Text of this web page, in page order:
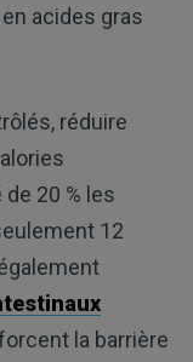
acides gras
réduire
20 % les
12
la barrière